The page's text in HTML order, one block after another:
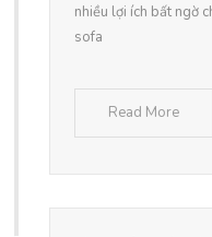
nhiều lợi ích bất ngờ
sofa
Read More